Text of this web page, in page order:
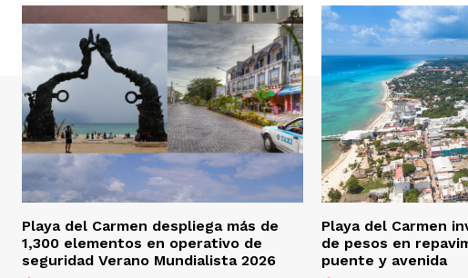
Playa del Carmen despliega más de
1,300 elementos en operativo de
seguridad Verano Mundialista 2026
Playa del Carmen
de pesos en
puente y avenida